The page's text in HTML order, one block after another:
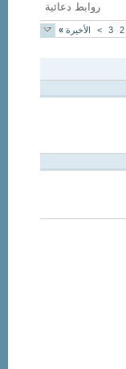
روابط دعائية
2
3
> الأخيرة »